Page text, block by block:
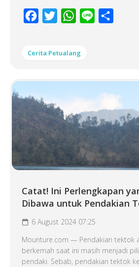
Facebook
Twitter WhatsApp
Line
Cerita Petualang
Catat! Ini Perlengkapan
Dibawa untuk Pendakian
6 August 2024 07:25
Mounture.com — Pendakian tektok
berkemah saat ini masih menjadi
pendaki. Sebab, pendakian tektok